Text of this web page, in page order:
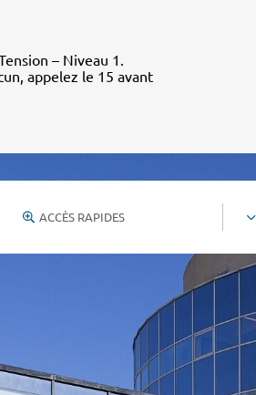
– Niveau 1.
appelez le 15 avant
ACCÈS RAPIDES